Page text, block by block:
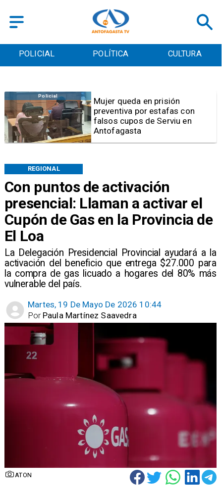
POLICIAL POLÍTICA CULTURA
Con puntos de activación
presencial: Llaman a activar el
Cupón de Gas en la Provincia de
El Loa
La Delegación Presidencial Provincial ayudará a la
activación del beneficio que entrega $27.000 para
la compra de gas licuado a hogares del 80% más
vulnerable del país.
REGIONAL
Martes, 19 De Mayo De 2026 10:44
Paula Martínez Saavedra
Por
ATON
Videos
Video | Choferes del
TransAntofagasta piden
sistema mixto de pago